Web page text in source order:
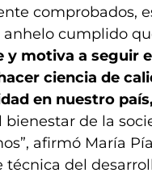
comprobados,
anhelo cumplido
y motiva a seguir
ciencia de
en nuestro país,
de la
afirmó María
técnica del